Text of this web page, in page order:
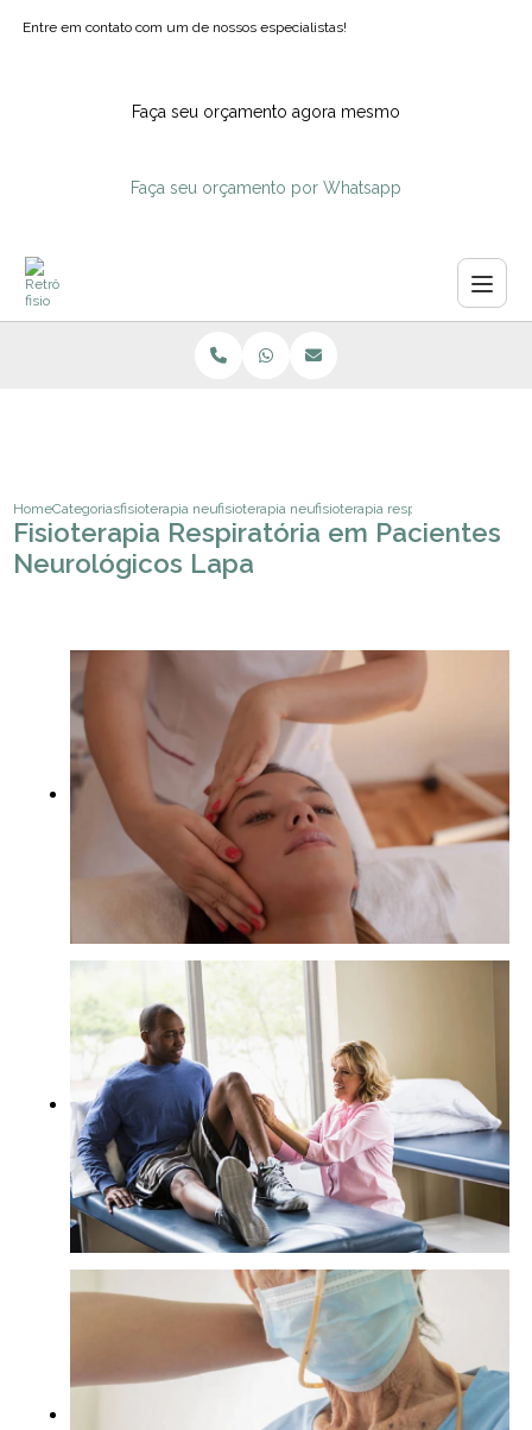
Entre em contato com um de nossos especialistas!
Faça seu orçamento agora mesmo
Faça seu orçamento por Whatsapp
HomeCategoriasfisioterapia neurologicafisioterapia neurofuncional adulto
fisioterapia respiratoria em
Fisioterapia Respiratória em Pacientes
Neurológicos Lapa